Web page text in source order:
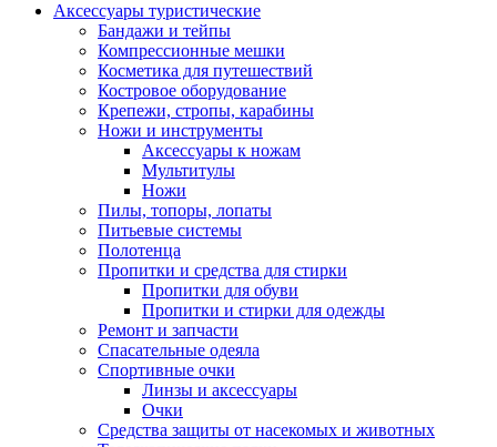
Аксессуары туристические
Бандажи и тейпы
Компрессионные мешки
Косметика для путешествий
Костровое оборудование
Крепежи, стропы, карабины
Ножи и инструменты
Аксессуары к ножам
Мультитулы
Ножи
Пилы, топоры, лопаты
Питьевые системы
Полотенца
Пропитки и средства для стирки
Пропитки для обуви
Пропитки и стирки для одежды
Ремонт и запчасти
Спасательные одеяла
Спортивные очки
Линзы и аксессуары
Очки
Средства защиты от насекомых и животных